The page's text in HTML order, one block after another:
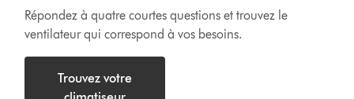
Répondez à quatre courtes questions et trouvez le
ventilateur qui correspond à vos besoins.
Trouvez votre